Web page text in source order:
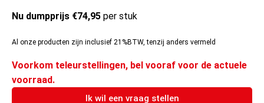
Nu dumpprijs €74,95 per stuk
Al onze producten zijn inclusief 21%BTW, tenzij anders vermeld
Voorkom teleurstellingen, bel vooraf voor de actuele
voorraad.
Ik wil een vraag stellen